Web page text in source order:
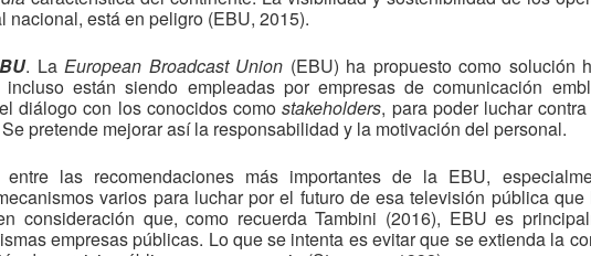
está en peligro (EBU, 2015).
. La European Broadcast Union (EBU) ha propuesto como solución
están siendo empleadas por empresas de comunicación
diálogo con los conocidos comostakeholders, para poder luchar
pretende mejorar así la responsabilidad y la motivación del personal.
las recomendaciones más importantes de la EBU,
varios para luchar por el futuro de esa televisión pública que
consideración que, como recuerda Tambini (2016), EBU es
empresas públicas. Lo que se intenta es evitar que se extienda la